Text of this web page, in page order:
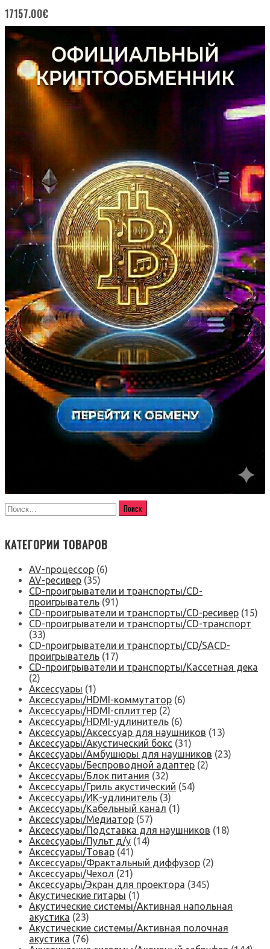
17157.00€
КАТЕГОРИИ ТОВАРОВ
AV-процессор (6)
AV-ресивер (35)
CD-проигрыватели и транспорты/CD-
проигрыватель (91)
CD-проигрыватели и транспорты/CD-ресивер (15)
CD-проигрыватели и транспорты/CD-транспорт
(33)
CD-проигрыватели и транспорты/CD/SACD-
проигрыватель (17)
CD-проигрыватели и транспорты/Кассетная дека
(2)
Аксессуары (1)
Аксессуары/HDMI-коммутатор (6)
Аксессуары/HDMI-сплиттер (2)
Аксессуары/HDMI-удлинитель (6)
Аксессуары/Аксессуар для наушников (13)
Аксессуары/Акустический бокс (31)
Аксессуары/Амбушюры для наушников (23)
Аксессуары/Беспроводной адаптер (2)
Аксессуары/Блок питания (32)
Аксессуары/Гриль акустический (54)
Аксессуары/ИК-удлинитель (3)
Аксессуары/Кабельный канал (1)
Аксессуары/Медиатор (57)
Аксессуары/Подставка для наушников (18)
Аксессуары/Пульт д/у (14)
Аксессуары/Товар (41)
Аксессуары/Фрактальный диффузор (2)
Аксессуары/Чехол (21)
Аксессуары/Экран для проектора (345)
Акустические гитары (1)
Акустические системы/Активная напольная
акустика (23)
Акустические системы/Активная полочная
акустика (76)